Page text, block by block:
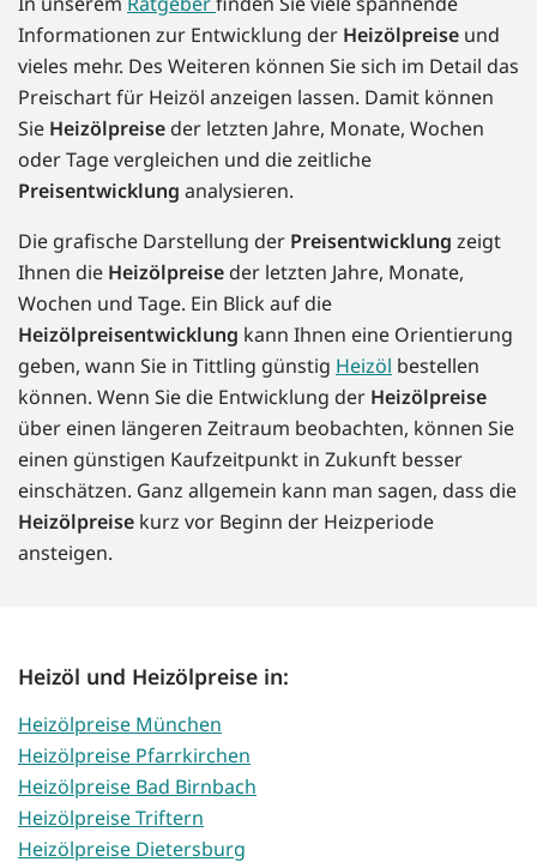
Informationen zur Entwicklung der Heizölpreise und
vieles mehr. Des Weiteren können Sie sich im Detail das
Preischart für Heizöl anzeigen lassen. Damit können
Sie Heizölpreise der letzten Jahre, Monate, Wochen
oder Tage vergleichen und die zeitliche
Preisentwicklung analysieren.
Die grafische Darstellung der Preisentwicklung zeigt
Ihnen die Heizölpreise der letzten Jahre, Monate,
Wochen und Tage. Ein Blick auf die
Heizölpreisentwicklung kann Ihnen eine Orientierung
geben, wann Sie in Tittling günstig Heizöl bestellen
können. Wenn Sie die Entwicklung der Heizölpreise
über einen längeren Zeitraum beobachten, können Sie
einen günstigen Kaufzeitpunkt in Zukunft besser
einschätzen. Ganz allgemein kann man sagen, dass die
Heizölpreise kurz vor Beginn der Heizperiode
ansteigen.
Heizöl und Heizölpreise in:
Heizölpreise München
Heizölpreise Pfarrkirchen
Heizölpreise Bad Birnbach
Heizölpreise Triftern
Heizölpreise Dietersburg